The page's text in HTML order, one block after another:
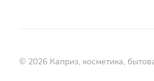
© 2026 Каприз, косметика,